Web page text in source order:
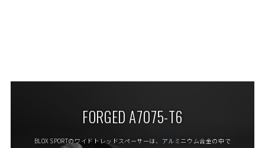
FORGED A7075-T6
BLOX SPORTのワイドトレッドスペーサーは、アルミニウム合金の中で